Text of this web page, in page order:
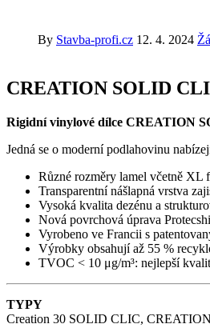
By Stavba-profi.cz 12. 4. 2024
CREATION SOLID
Rigidní vinylové dílce CREATION
Jedná se o moderní podlahovinu
Různé rozměry lamel včetně XL
Transparentní nášlapná vrstva
Vysoká kvalita dezénu a
Nová povrchová úprava
Vyrobeno ve Francii s
Výrobky obsahují až 55 %
TVOC < 10 μg/m³: nejlepší
TYPY
Creation 30 SOLID CLIC,